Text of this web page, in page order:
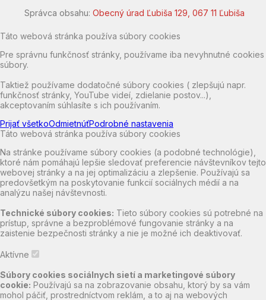
Správca obsahu: Obecný úrad Ľubiša 129, 067 11 Ľubiša
Táto webová stránka používa súbory cookies
Pre správnu funkčnosť stránky, používame iba nevyhnutné cookies
súbory.
Taktiež používame dodatočné súbory cookies ( zlepšujú napr.
funkčnosť stránky, YouTube videí, zdielanie postov...),
akceptovaním súhlasíte s ich používaním.
Prijať všetkoOdmietnúťPodrobné nastavenia
Táto webová stránka používa súbory cookies
Na stránke používame súbory cookies (a podobné technológie),
ktoré nám pomáhajú lepšie sledovať preferencie návštevníkov tejto
webovej stránky a na jej optimalizáciu a zlepšenie. Používajú sa
predovšetkým na poskytovanie funkcií sociálnych médií a na
analýzu našej návštevnosti.
Technické súbory cookies: Tieto súbory cookies sú potrebné na
prístup, správne a bezproblémové fungovanie stránky a na
zaistenie bezpečnosti stránky a nie je možné ich deaktivovať.
Aktívne
Súbory cookies sociálnych sietí a marketingové súbory
cookie: Používajú sa na zobrazovanie obsahu, ktorý by sa vám
mohol páčiť, prostredníctvom reklám, a to aj na webových